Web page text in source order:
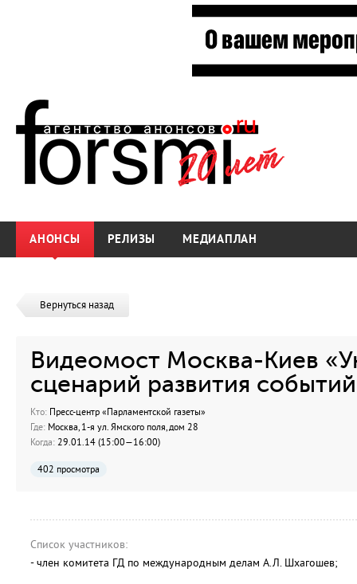
АНОНСЫ РЕЛИЗЫ МЕДИАПЛАН
Вернуться назад
Видеомост Москва-Киев
сценарий развития
Кто: Пресс-центр «Парламентской газеты»
Где: Москва, 1-я ул. Ямского поля, дом 28
Когда: 29.01.14 (15:00—16:00)
402 просмотра
Список участников:
- член комитета ГД по международным делам А.Л. Шхагошев;